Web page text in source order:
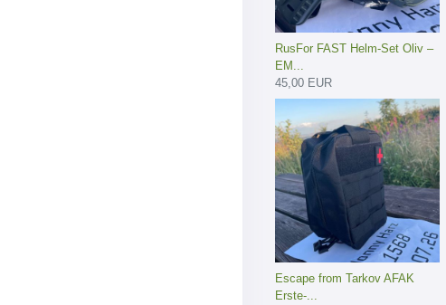
RusFor FAST Helm-Set Oliv –
EM...
45,00 EUR
Escape from Tarkov AFAK
Erste-...